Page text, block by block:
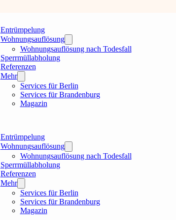
Entrümpelung
Wohnungsauflösung
Wohnungsauflösung nach Todesfall
Sperrmüllabholung
Referenzen
Mehr
Services für Berlin
Services für Brandenburg
Magazin
Entrümpelung
Wohnungsauflösung
Wohnungsauflösung nach Todesfall
Sperrmüllabholung
Referenzen
Mehr
Services für Berlin
Services für Brandenburg
Magazin